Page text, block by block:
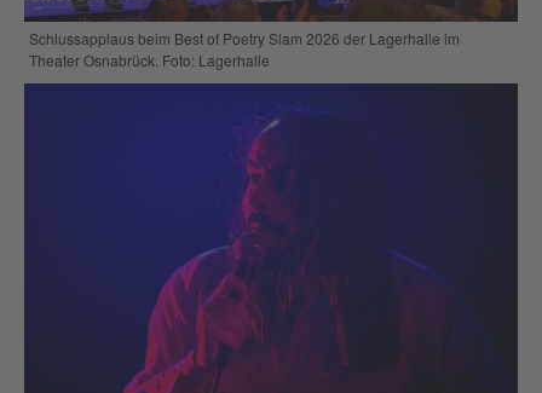
Schlussapplaus beim Best of Poetry Slam 2026 der Lagerhalle im
Theater Osnabrück. Foto: Lagerhalle